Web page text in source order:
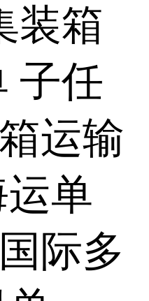
装箱
子任
运输
单
际多